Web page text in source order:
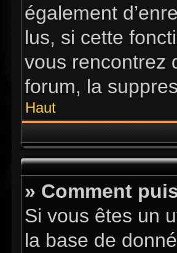
également
lus, si cette
vous rencontrez
forum, la
Haut
» Comment
Si vous êtes un
la base de